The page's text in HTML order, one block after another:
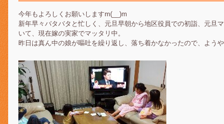
今年もよろしくお願いしますm(__)m
新年早々バタバタと忙しく、元旦早朝から地区役員での初詣、元旦
いて、現在嫁の実家でマッタリ中。
昨日は真ん中の娘が嘔吐を繰り返し、落ち着かなかったので、よう